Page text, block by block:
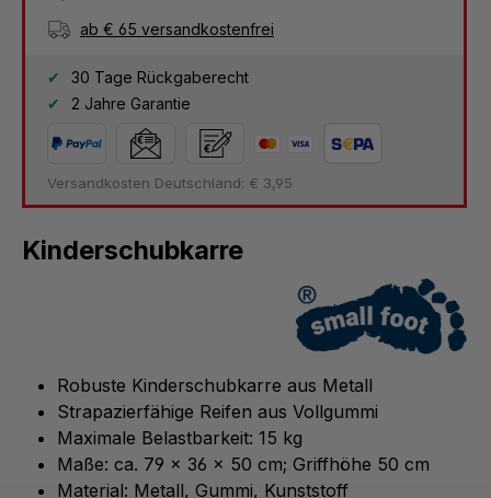
ab € 65 versandkostenfrei
30 Tage Rückgaberecht
2 Jahre Garantie
Versandkosten Deutschland: € 3,95
Kinderschubkarre
Robuste Kinderschubkarre aus Metall
Strapazierfähige Reifen aus Vollgummi
Maximale Belastbarkeit: 15 kg
Maße: ca. 79 x 36 x 50 cm; Griffhöhe 50 cm
Material: Metall, Gummi, Kunststoff